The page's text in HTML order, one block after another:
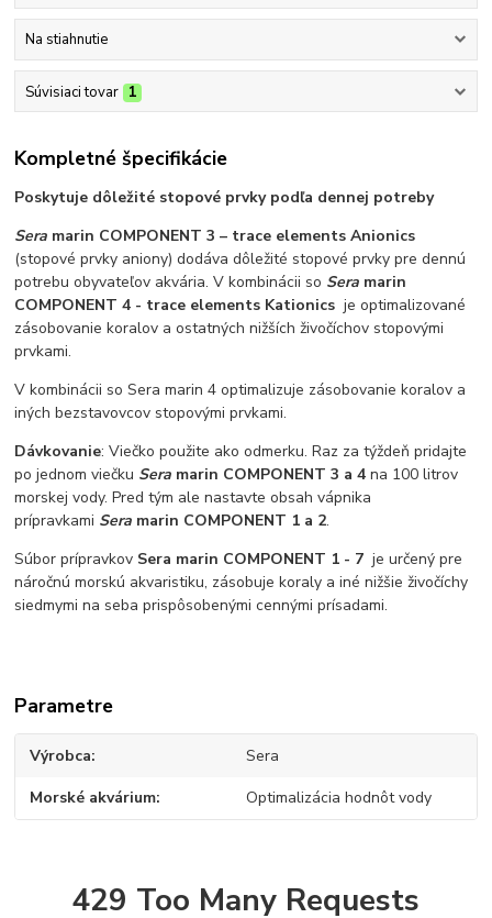
Na stiahnutie
Súvisiaci tovar 1
Kompletné špecifikácie
Poskytuje dôležité stopové prvky podľa dennej potreby
Sera marin COMPONENT 3 – trace elements Anionics
(stopové prvky aniony) dodáva dôležité stopové prvky pre dennú
potrebu obyvateľov akvária. V kombinácii so Sera marin
COMPONENT 4 - trace elements Kationicsje optimalizované
zásobovanie koralov a ostatných nižších živočíchov stopovými
prvkami.
V kombinácii so Sera marin 4 optimalizuje zásobovanie koralov a
iných bezstavovcov stopovými prvkami.
Dávkovanie: Viečko použite ako odmerku. Raz za týždeň pridajte
po jednom viečku Sera marin COMPONENT 3 a 4 na 100 litrov
morskej vody. Pred tým ale nastavte obsah vápnika
prípravkami Sera marin COMPONENT 1 a 2.
Súbor prípravkov Sera marin COMPONENT 1 - 7je určený pre
náročnú morskú akvaristiku, zásobuje koraly a iné nižšie živočíchy
siedmymi na seba prispôsobenými cennými prísadami.
Parametre
Výrobca Sera
Morské akvárium Optimalizácia hodnôt vody
429 Too Many Requests